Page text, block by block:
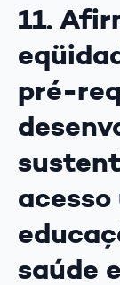
11.
pré-
saúde